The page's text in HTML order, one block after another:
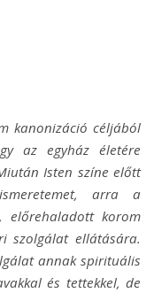
kanonizáció céljából
az egyház életére
Isten színe előtt
arra a
előrehaladott korom
szolgálat ellátására.
annak spirituális
és tettekkel, de